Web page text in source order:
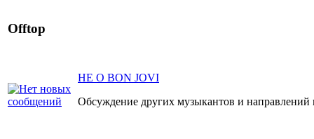
Offtop
НЕ О BON JOVI
Обсуждение других музыкантов и направлений